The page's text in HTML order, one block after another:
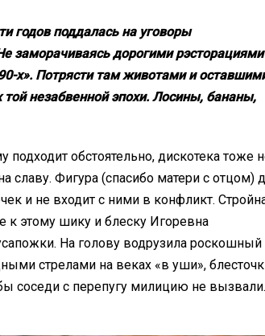
годов поддалась на уговоры
заморачиваясь дорогими рэсторациями
х». Потрясти там животами и
незабвенной эпохи. Лосины, бананы,
обстоятельно, дискотека тоже
славу. Фигура (спасибо матери с отцом)
и не входит с ними в конфликт.
к этому шику и блеску Игоревна
На голову водрузила роскошный
стрелами на веках «в уши»,
соседи с перепугу милицию не вызвали.